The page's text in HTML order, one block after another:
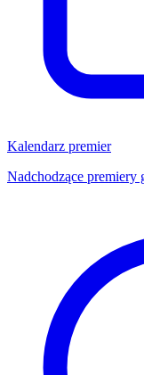
Kalendarz premier
Nadchodzące premiery